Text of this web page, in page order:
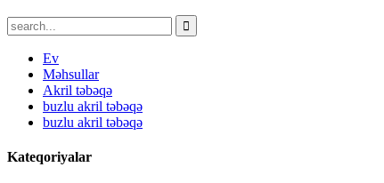
Ev
Məhsullar
Akril təbəqə
buzlu akril təbəqə
buzlu akril təbəqə
Kateqoriyalar